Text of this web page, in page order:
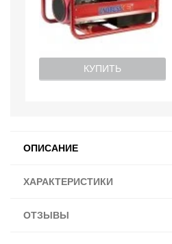
КУПИТЬ
ОПИСАНИЕ
ХАРАКТЕРИСТИКИ
ОТЗЫВЫ